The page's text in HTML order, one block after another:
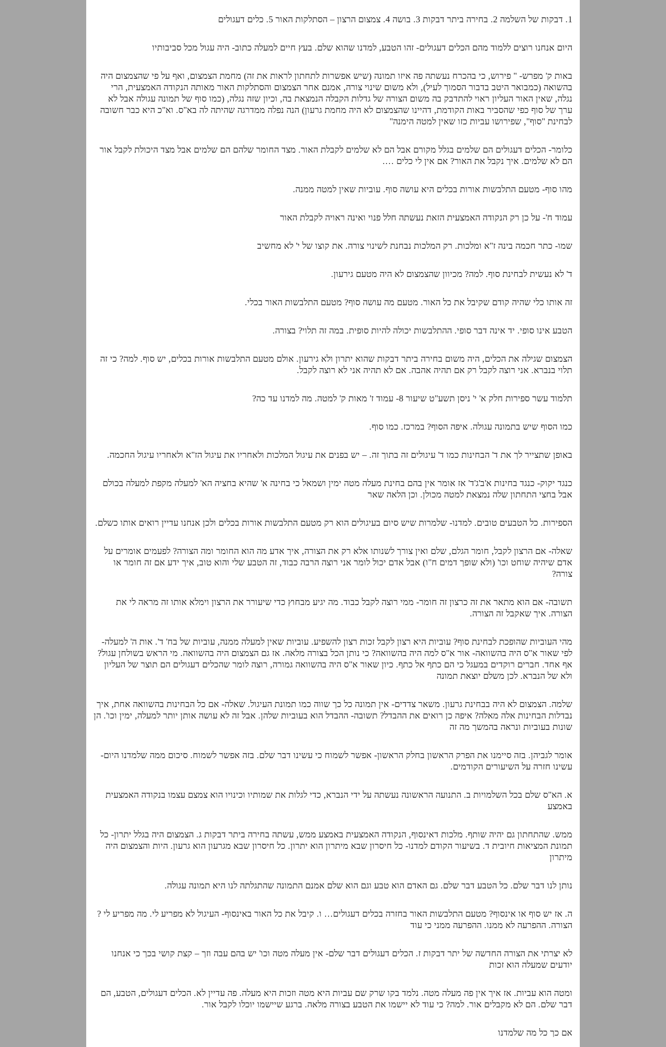
1. דבקות של השלמה 2. בחירה ביתר דבקות 3. בושה 4. צמצום הרצון – הסתלקות האור 5. כלים דעגולים
היום אנחנו רוצים ללמוד מהם הכלים דעגולים- זהו הטבע, למדנו שהוא שלם. בעץ חיים למעלה כתוב- היה עגול מכל סביבותיו
באות ק' מפרש- " פירוש, כי בהכרח נעשתה פה איזו תמונה (שיש אפשרות לתחתון לראות את זה) מחמת הצמצום, ואף על פי שהצמצום היה
בהשואה (כמבואר היטב בדבור הסמוך לעיל), ולא משום שינוי צורה, אמנם אחר הצמצום והסתלקות האור מאותה הנקודה האמצעית, הרי
נגלה, שאין האור העליון ראוי להתדבק בה משום הצורה של גדלות הקבלה הנמצאת בה, וכיון שזה נגלה, (כמו סוף של תמונה עגולה אבל לא
ערך של סוף כפי שהסביר באות הקודמת, דהיינו שהצמצום לא היה מחמת גרעון) הנה נפלה ממדרגה שהיתה לה בא"ס. וא"כ היא כבר חשובה
לבחינת "סוף", שפירושו עביות כזו שאין למטה הימנה"
כלומר- הכלים דעגולים הם שלמים בגלל מקורם אבל הם לא שלמים לקבלת האור. מצד החומר שלהם הם שלמים אבל מצד היכולת לקבל אור
הם לא שלמים. איך נקבל את האור? אם אין לי כלים ….
מהו סוף- מטעם התלבשות אורות בכלים היא עושה סוף. עוביות שאין למטה ממנה.
עמוד ח'- על כן רק הנקודה האמצעית הזאת נעשתה חלל פנוי ואינה ראויה לקבלת האור
שמו- כתר חכמה בינה ז"א ומלכות. רק המלכות נבחנת לשינוי צורה. את קוצו של י' לא מחשיב
ד' לא נעשית לבחינת סוף. למה? מכיוון שהצמצום לא היה מטעם גירעון.
זה אותו כלי שהיה קודם שקיבל את כל האור. מטעם מה עושה סוף? מטעם התלבשות האור בכלי.
הטבע אינו סופי. יד אינה דבר סופי. ההתלבשות יכולה להיות סופית. במה זה תלוי? בצורה.
הצמצום שגילה את הכלים, היה משום בחירה ביתר דבקות שהוא יתרון ולא גירעון. אולם מטעם התלבשות אורות בכלים, יש סוף. למה? כי זה
תלוי בנברא. אני רוצה לקבל רק אם תהיה אהבה. אם לא תהיה אני לא רוצה לקבל.
תלמוד עשר ספירות חלק א' י' ניסן תשע"ט שיעור 8- עמוד ז' מאות ק' למטה. מה למדנו עד כה?
כמו הסוף שיש בתמונה עגולה. איפה הסוף? במרכז. כמו סוף.
באופן שתצייר לך את ד' הבחינות כמו ד' עיגולים זה בתוך זה. – יש בפנים את עיגול המלכות ולאחריו את עיגול הז"א ולאחריו עיגול החכמה.
כנגד יקוק- כנגד בחינות א'ב'ג'ד' אז אומר אין בהם בחינת מעלה מטה ימין ושמאל כי בחינה א' שהיא בחציה הא' למעלה מקפת למעלה בכולם
אבל בחצי התחתון שלה נמצאת למטה מכולן. וכן הלאה שאר
הספירות. כל הטבעים טובים. למדנו- שלמרות שיש סיום בעיגולים הוא רק מטעם התלבשות אורות בכלים ולכן אנחנו עדיין רואים אותו כשלם.
שאלה- אם הרצון לקבל, חומר הגלם, שלם ואין צורך לשנותו אלא רק את הצורה, איך אדע מה הוא החומר ומה הצורה? לפעמים אומרים על
אדם שיהיה שוחט וכו' (ולא שופך דמים ח"ו) אבל אדם יכול לומר אני רוצה הרבה כבוד, זה הטבע שלי והוא טוב, איך ידע אם זה חומר או
צורה?
תשובה- אם הוא מתאר את זה כרצון זה חומר- ממי רוצה לקבל כבוד. מה יגיע מבחוץ כדי שיעורר את הרצון וימלא אותו זה מראה לי את
הצורה. איך שאקבל זה הצורה.
מהי העוביות שהופכת לבחינת סוף? עוביות היא רצון לקבל זכות רצון להשפיע. עוביות שאין למעלה ממנה, עוביות של בח' ד'. אות ה' למעלה-
לפי שאור א"ס היה בהשוואה- אור א"ס למה היה בהשוואה? כי נותן הכל בצורה מלאה. אז גם הצמצום היה בהשוואה. מי הראש בשולחן עגול?
אף אחד. חברים רוקדים במעגל כי הם כתף אל כתף. כיון שאור א"ס היה בהשוואה גמורה, רוצה לומר שהכלים דעגולים הם תוצר של העליון
ולא של הנברא. לכן משלם יוצאת תמונה
שלמה. הצמצום לא היה בבחינת גרעון. משאר צדדים- אין תמונה כל כך שווה כמו תמונת העיגול. שאלה- אם כל הבחינות בהשוואה אחת, איך
נבדלות הבחינות אלה מאלה? איפה כן רואים את ההבדל? תשובה- ההבדל הוא בעוביות שלהן. אבל זה לא עושה אותן יותר למעלה, ימין וכו'. הן
שונות בעוביות ונראה בהמשך מה זה
אומר לגביהן. בזה סיימנו את הפרק הראשון בחלק הראשון- אפשר לשמוח כי עשינו דבר שלם. בזה אפשר לשמוח. סיכום ממה שלמדנו היום-
עשינו חזרה על השיעורים הקודמים.
א. הא"ס שלם בכל השלמויות ב. התנועה הראשונה נעשתה על ידי הנברא, כדי לגלות את שמותיו וכינויו הוא צמצם עצמו בנקודה האמצעית
באמצע
ממש. שהתחתון גם יהיה שותף. מלכות דאינסוף, הנקודה האמצעית באמצע ממש, עשתה בחירה ביתר דבקות ג. הצמצום היה בגלל יתרון- כל
תמונת המציאות חיובית ד. בשיעור הקודם למדנו- כל חיסרון שבא מיתרון הוא יתרון. כל חיסרון שבא מגרעון הוא גרעון. היות והצמצום היה
מיתרון
נותן לנו דבר שלם. כל הטבע דבר שלם. גם האדם הוא טבע וגם הוא שלם אמנם התמונה שהתגלתה לנו היא תמונה עגולה.
ה. אז יש סוף או אינסוף? מטעם התלבשות האור בחזרה בכלים דעגולים… ו. קיבל את כל האור באינסוף- העיגול לא מפריע לי. מה מפריע לי ?
הצורה. ההפרעה לא ממנו. ההפרעה ממני כי עוד
לא יצרתי את הצורה החדשה של יתר דבקות ז. הכלים דעגולים דבר שלם- אין מעלה מטה וכו' יש בהם עבה וזך – קצת קושי בכך כי אנחנו
יודעים שמעלה הוא זכות
ומטה הוא עביות. אז איך אין פה מעלה מטה. נלמד בקו שרק שם עביות היא מטה וזכות היא מעלה. פה עדיין לא. הכלים דעגולים, הטבע, הם
דבר שלם. הם לא מקבלים אור. למה? כי עוד לא יישמו את הטבע בצורה מלאה. ברגע שיישמו יוכלו לקבל אור.
אם כך כל מה שלמדנו